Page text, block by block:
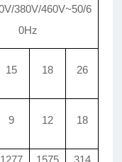
380V/460V~50/6
0Hz
15 18 26
9 12 18